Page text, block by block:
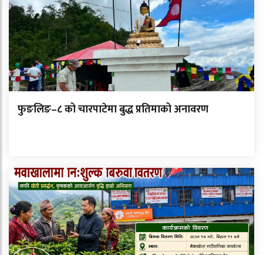
फुङलिङ–८ को चारपाटेमा बुद्ध प्रतिमाको अनावरण